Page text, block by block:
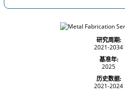
研究周期:
2021-2034
基准年:
2025
历史数据:
2021-2024